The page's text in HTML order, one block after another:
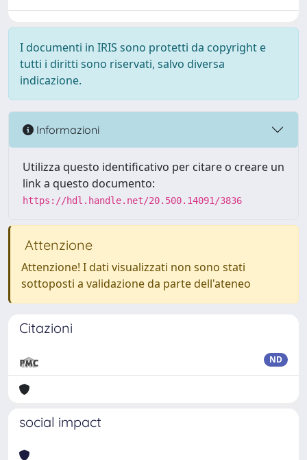
I documenti in IRIS sono protetti da copyright e
tutti i diritti sono riservati, salvo diversa
indicazione.
Informazioni
Utilizza questo identificativo per citare o creare un
link a questo documento:
https://hdl.handle.net/20.500.14091/3836
Attenzione
Attenzione! I dati visualizzati non sono stati
sottoposti a validazione da parte dell'ateneo
Citazioni
ND
social impact